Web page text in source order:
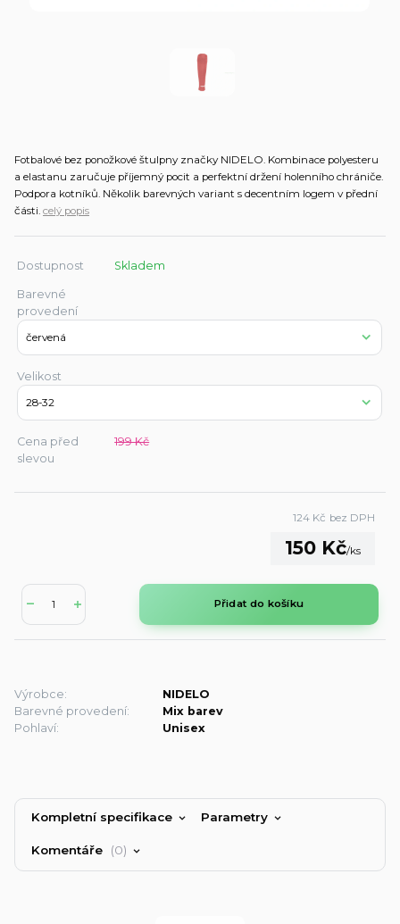
Fotbalové bez ponožkové štulpny značky NIDELO. Kombinace polyesteru
a elastanu zaručuje příjemný pocit a perfektní držení holenního chrániče.
Podpora kotníků. Několik barevných variant s decentním logem v přední
části. celý popis
Dostupnost Skladem
Barevné
provedení
Velikost
Cena před
slevou
199 Kč
150 Kč/ks
124 Kč bez DPH
Přidat do košíku
Výrobce:
NIDELO
Barevné provedení:
Mix barev
Pohlaví:
Unisex
Kompletní specifikace Parametry
Komentáře 0